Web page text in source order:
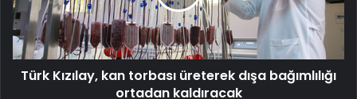
dışa
bağımlılığı
ortadan
kaldıracak
Türk Kızılay, kan torbası üreterek dışa bağımlılığı
ortadan kaldıracak